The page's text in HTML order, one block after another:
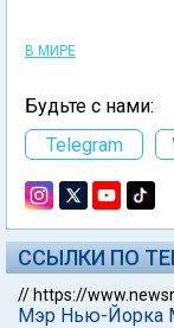
В МИРЕ
Будьте с нами:
Telegram
ССЫЛКИ ПО
// https://
Мэр Нью-Йорка